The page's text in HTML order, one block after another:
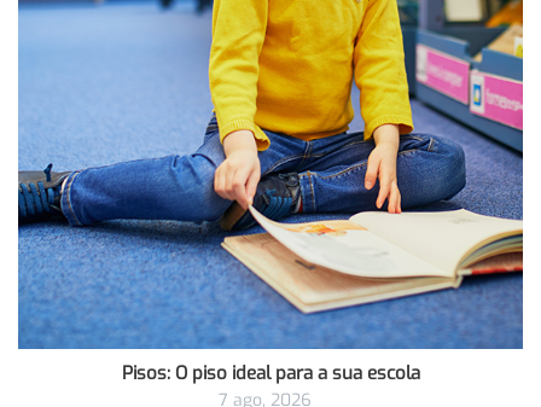
Pisos: O piso ideal para a sua escola
7 ago, 2026